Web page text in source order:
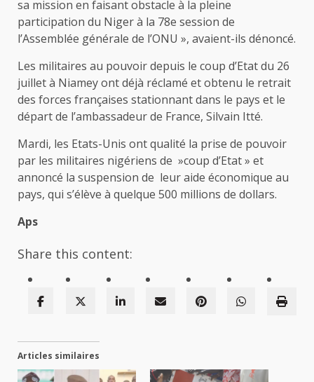
sa mission en faisant obstacle à la pleine
participation du Niger à la 78e session de
l’Assemblée générale de l’ONU », avaient-ils dénoncé.
Les militaires au pouvoir depuis le coup d’Etat du 26
juillet à Niamey ont déjà réclamé et obtenu le retrait
des forces françaises stationnant dans le pays et le
départ de l’ambassadeur de France, Silvain Itté.
Mardi, les Etats-Unis ont qualité la prise de pouvoir
par les militaires nigériens de »coup d’Etat » et
annoncé la suspension de leur aide économique au
pays, qui s’élève à quelque 500 millions de dollars.
Aps
Share this content:
Articles similaires